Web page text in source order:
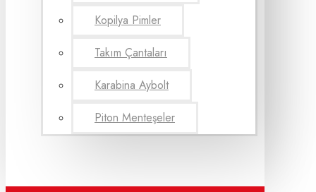
Kopilya Pimler
Takım Çantaları
Karabina Aybolt
Piton Menteşeler